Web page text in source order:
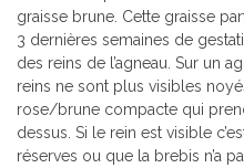
graisse brune. Cette graisse
3 dernières semaines de
des reins de l’agneau. Sur un
reins ne sont plus visibles
rose/brune compacte qui
dessus. Si le rein est visible
réserves ou que la brebis n’a